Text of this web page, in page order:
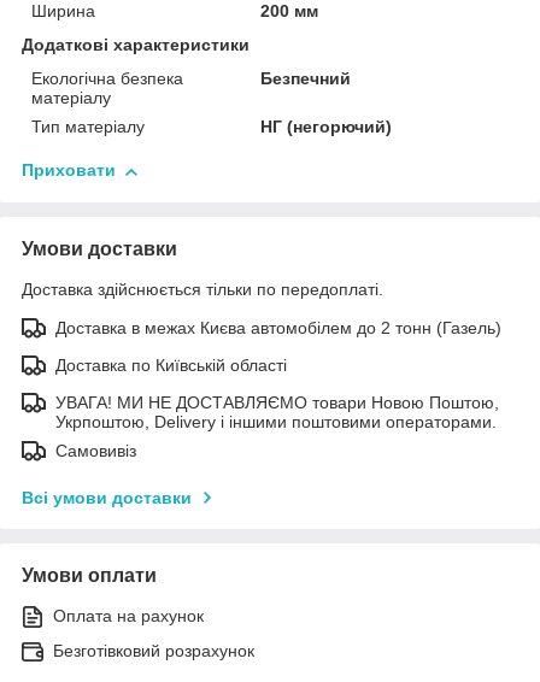
Ширина
200 мм
Додаткові характеристики
Екологічна безпека
матеріалу
Безпечний
Тип матеріалу НГ (негорючий)
Приховати
Умови доставки
Доставка здійснюється тільки по передоплаті.
Доставка в межах Києва автомобілем до 2 тонн (Газель)
Доставка по Київській області
УВАГА! МИ НЕ ДОСТАВЛЯЄМО товари Новою Поштою,
Укрпоштою, Delivery і іншими поштовими операторами.
Самовивіз
Всі умови доставки
Умови оплати
Оплата на рахунок
Безготівковий розрахунок